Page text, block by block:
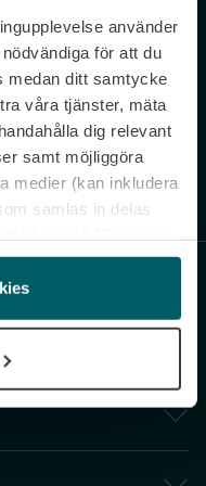
använder
för att du
medan ditt samtycke
våra tjänster, mäta
dig relevant
samt möjliggöra
medier (kan inkludera
samlas in delas
cookies medan du
av
när som helst.
. Avprenumerera